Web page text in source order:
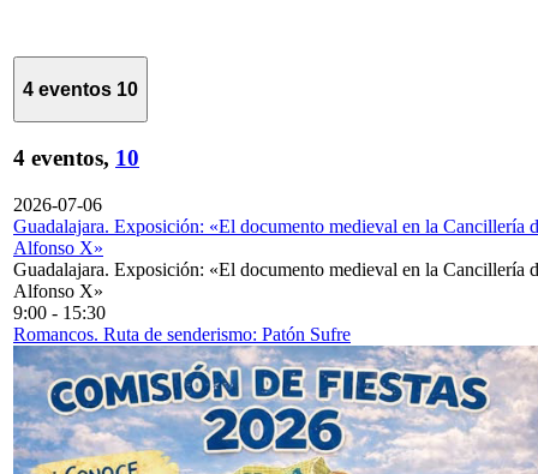
4 eventos 10
4 eventos, 10
2026-07-06
Guadalajara. Exposición: «El documento medieval en la Cancillería
Alfonso X»
Guadalajara. Exposición: «El documento medieval en la Cancillería
Alfonso X»
9:00 - 15:30
Romancos. Ruta de senderismo: Patón Sufre